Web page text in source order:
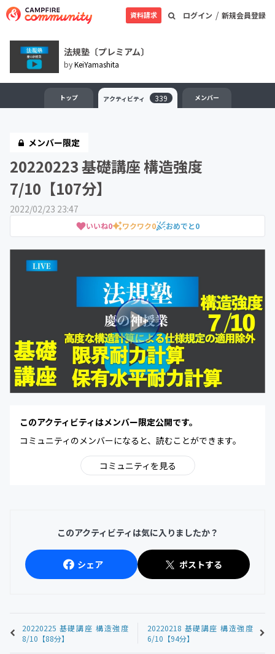
ログイン / 新規会員登録
資料請求
法規塾〔プレミアム〕
byKeiYamashita
トップ アクティビティ 339 メンバー
メンバー限定
20220223 基礎講座 構造強度
7/10【107分】
2022/02/23 23:47
いいね0 ワクワク0 おめでと0
このアクティビティはメンバー限定公開です。
コミュニティのメンバーになると、読むことができます。
コミュニティを見る
このアクティビティは気に入りましたか？
シェア ポストする
20220225 基礎講座 構造強度
8/10【88分】
20220218 基礎講座 構造強度
6/10【94分】